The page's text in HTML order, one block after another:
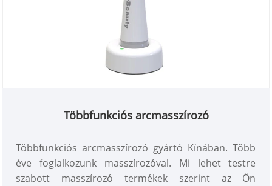
Többfunkciós arcmasszírozó
Többfunkciós arcmasszírozó gyártó Kínában. Több
éve foglalkozunk masszírozóval. Mi lehet testre
szabott masszírozó termékek szerint az Ön